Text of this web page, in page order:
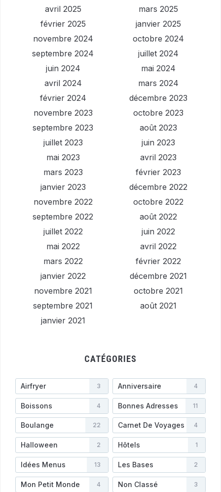
avril 2025
mars 2025
février 2025
janvier 2025
novembre 2024
octobre 2024
septembre 2024
juillet 2024
juin 2024
mai 2024
avril 2024
mars 2024
février 2024
décembre 2023
novembre 2023
octobre 2023
septembre 2023
août 2023
juillet 2023
juin 2023
mai 2023
avril 2023
mars 2023
février 2023
janvier 2023
décembre 2022
novembre 2022
octobre 2022
septembre 2022
août 2022
juillet 2022
juin 2022
mai 2022
avril 2022
mars 2022
février 2022
janvier 2022
décembre 2021
novembre 2021
octobre 2021
septembre 2021
août 2021
janvier 2021
CATÉGORIES
Airfryer 3 Anniversaire 4
Boissons 4 Bonnes Adresses 11
Boulange 22 Carnet De Voyages 4
Halloween 2 Hôtels 1
Idées Menus 13 Les Bases 2
Mon Petit Monde 4 Non Classé 3